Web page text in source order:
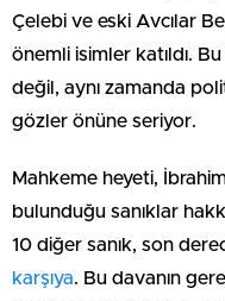
Çelebi ve eski Avcılar
önemli isimler katıldı.
değil, aynı zamanda
gözler önüne seriyor.
Mahkeme heyeti,
bulunduğu sanıklar
10 diğer sanık, son
karşıya. Bu davanın